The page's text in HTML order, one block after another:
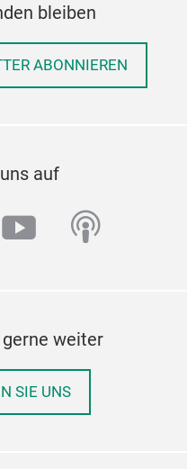
bleiben
ABONNIEREN
auf
youtube
weiter
SIE UNS